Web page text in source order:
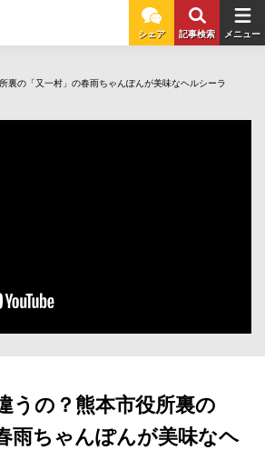
シェア 記事検索 メニュー
裏の「又一村」の春雨ちゃんぽんが美味なヘルシーラ
うの？熊本市役所裏の
雨ちゃんぽんが美味なヘ